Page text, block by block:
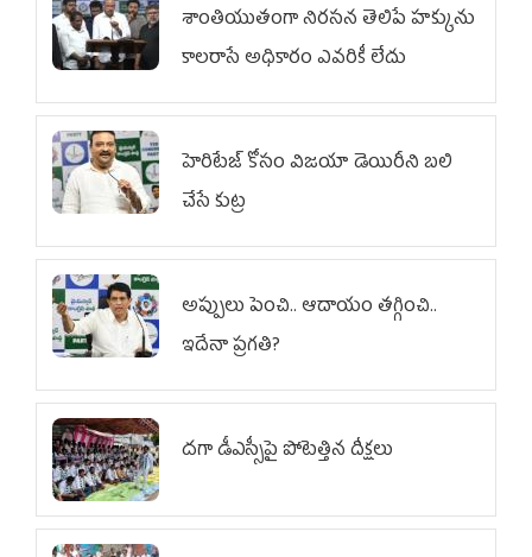
శాంతియుతంగా నిరసన తెలిపే హక్కును
కాలరాసే అధికారం ఎవరికీ లేదు
హెరిటేజ్ కోసం విజయా డెయిరీని బలి
చేసే కుట్ర‌
అప్పులు పెంచి.. ఆదాయం తగ్గించి..
ఇదేనా ప్రగతి?
దగా డీఎస్సీపై పోటెత్తిన దీక్షలు